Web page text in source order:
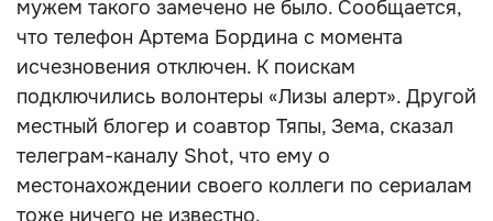
мужем такого замечено не было. Сообщается,
что телефон Артема Бордина с момента
исчезновения отключен. К поискам
подключились волонтеры «Лизы алерт». Другой
местный блогер и соавтор Тяпы, Зема, сказал
телеграм-каналу Shot, что ему о
местонахождении своего коллеги по сериалам
тоже ничего не известно.